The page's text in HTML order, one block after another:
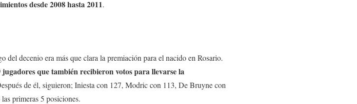
desde 2008 hasta 2011.
del decenio era más que clara la premiación para el nacido en Rosario.
jugadores que también recibieron votos para llevarse la
de él, siguieron; Iniesta con 127, Modric con 113, De Bruyne con
primeras 5 posiciones.